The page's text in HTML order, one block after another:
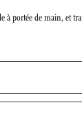
à portée de main, et